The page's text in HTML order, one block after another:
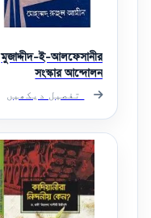
মুজাদ্দীদ-ই-আলফেসানীর
সংস্কার আন্দোলন
تفصیل دیکھیں